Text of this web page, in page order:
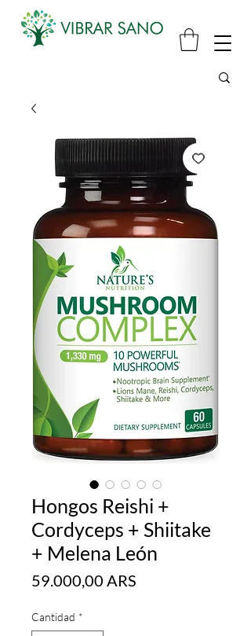
Hongos Reishi +
Cordyceps + Shiitake
+ Melena León
59.000,00 ARS
Cantidad *